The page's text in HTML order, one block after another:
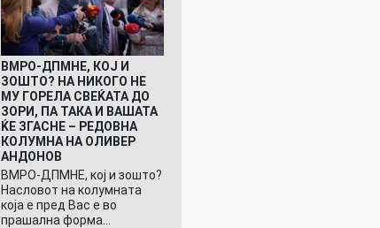
ВМРО-ДПМНЕ, КОЈ И
ЗОШТО? НА НИКОГО НЕ
МУ ГОРЕЛА СВЕЌАТА ДО
ЗОРИ, ПА ТАКА И ВАШАТА
ЌЕ ЗГАСНЕ – РЕДОВНА
КОЛУМНА НА ОЛИВЕР
АНДОНОВ
ВМРО-ДПМНЕ, кој и зошто?
Насловот на колумната
која е пред Вас е во
прашална форма…